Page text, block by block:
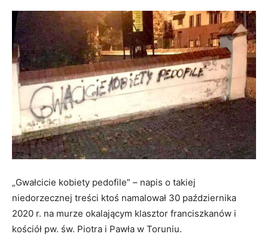
„Gwałcicie kobiety pedofile” – napis o takiej
niedorzecznej treści ktoś namalował 30 października
2020 r. na murze okalającym klasztor franciszkanów i
kościół pw. św. Piotra i Pawła w Toruniu.